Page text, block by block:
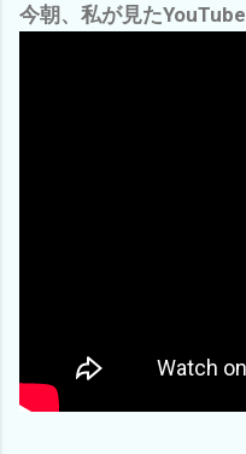
今朝、私が見たYouTube